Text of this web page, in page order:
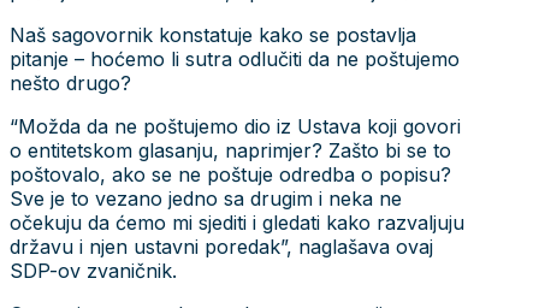
Naš sagovornik konstatuje kako se postavlja
pitanje – hoćemo li sutra odlučiti da ne poštujemo
nešto drugo?
“Možda da ne poštujemo dio iz Ustava koji govori
o entitetskom glasanju, naprimjer? Zašto bi se to
poštovalo, ako se ne poštuje odredba o popisu?
Sve je to vezano jedno sa drugim i neka ne
očekuju da ćemo mi sjediti i gledati kako razvaljuju
državu i njen ustavni poredak”, naglašava ovaj
SDP-ov zvaničnik.